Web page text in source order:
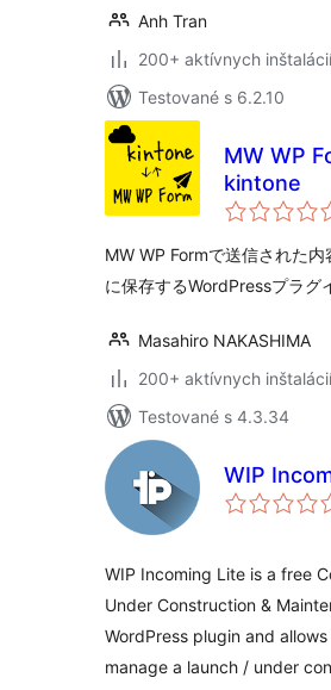
Anh Tran
200+ aktívnych inštalácií
Testované s 6.2.10
MW WP
kintone
MW WP Formで送信された
に保存するWordPressプラグ
Masahiro NAKASHIMA
200+ aktívnych inštalácií
Testované s 4.3.34
WIP
WIP Incoming Lite is a free
Under Construction &
WordPress plugin and
manage a launch / under